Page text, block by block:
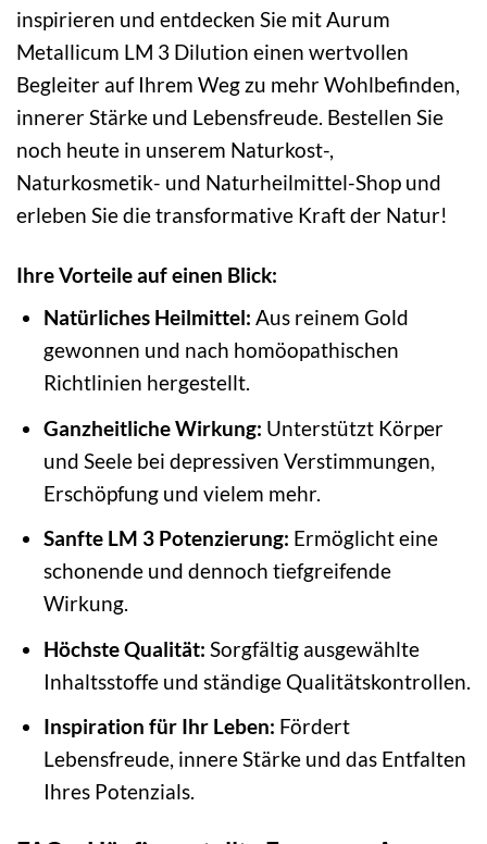
inspirieren und entdecken Sie mit Aurum
Metallicum LM 3 Dilution einen wertvollen
Begleiter auf Ihrem Weg zu mehr Wohlbefinden,
innerer Stärke und Lebensfreude. Bestellen Sie
noch heute in unserem Naturkost-,
Naturkosmetik- und Naturheilmittel-Shop und
erleben Sie die transformative Kraft der Natur!
Ihre Vorteile auf einen Blick:
Natürliches Heilmittel: Aus reinem Gold
gewonnen und nach homöopathischen
Richtlinien hergestellt.
Ganzheitliche Wirkung: Unterstützt Körper
und Seele bei depressiven Verstimmungen,
Erschöpfung und vielem mehr.
Sanfte LM 3 Potenzierung: Ermöglicht eine
schonende und dennoch tiefgreifende
Wirkung.
Höchste Qualität: Sorgfältig ausgewählte
Inhaltsstoffe und ständige Qualitätskontrollen.
Inspiration für Ihr Leben: Fördert
Lebensfreude, innere Stärke und das Entfalten
Ihres Potenzials.